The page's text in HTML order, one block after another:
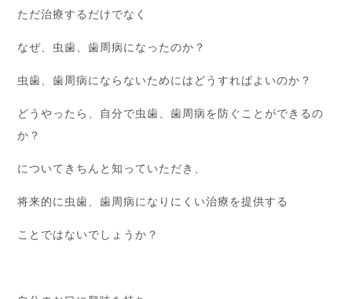
ただ治療するだけでなく
なぜ、虫歯、歯周病になったのか？
虫歯、歯周病にならないためにはどうすればよいのか？
どうやったら、自分で虫歯、歯周病を防ぐことができるの
か？
についてきちんと知っていただき、
将来的に虫歯、歯周病になりにくい治療を提供する
ことではないでしょうか？